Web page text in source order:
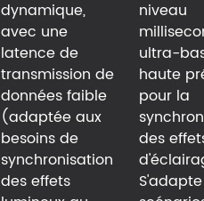
dynamique,
avec une
latence de
transmission de
données faible
(adaptée aux
besoins de
synchronisation
des effets
niveau
ultra-
haute
pour la
des